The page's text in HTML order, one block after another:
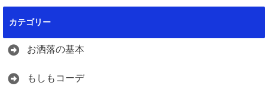
カテゴリー
お洒落の基本
もしもコーデ